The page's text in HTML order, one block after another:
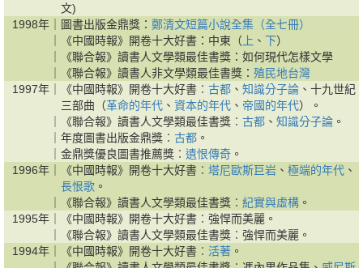
文)
1998年｜
圖書出版金鼎獎： 鄭清文短篇小說全集（全七冊）
《中國時報》開卷十大好書：中東（ 上 、 下）
《聯合報》讀書人文學類最佳書獎：如何現代怎樣文學
《聯合報》讀書人非文學類最佳書獎： 殖民地台灣
1997年｜
《中國時報》開卷十大好書︰ 古都 、 知識分子論 、十九世紀
三部曲（革命的年代 、 資本的年代 、 帝國的年代）。
《聯合報》讀書人文學類最佳書獎︰ 古都 、 知識分子論 。
年度圖書出版金鼎獎︰ 古都 。
金鼎獎優良圖書推薦獎︰ 遺恨傳奇 。
1996年｜
《中國時報》開卷十大好書︰ 塔尼歐斯巨岩 、 極端的年代 、
長恨歌 。
《聯合報》讀書人文學類最佳書獎︰ 紀實與虛構 。
1995年｜
《中國時報》開卷十大好書︰強悍而美麗。
《聯合報》讀書人文學類最佳書獎︰強悍而美麗。
1994年｜
《中國時報》開卷十大好書︰ 活著 。